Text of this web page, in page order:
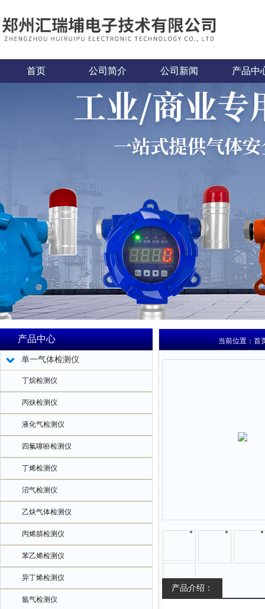
首页 公司简介 公司新闻 产品中
产品中心
单一气体检测仪
丁烷检测仪
丙炔检测仪
液化气检测仪
四氟噻吩检测仪
丁烯检测仪
沼气检测仪
乙炔气体检测仪
丙烯腈检测仪
苯乙烯检测仪
异丁烯检测仪
氩气检测仪
当前位置：首
产品介绍：